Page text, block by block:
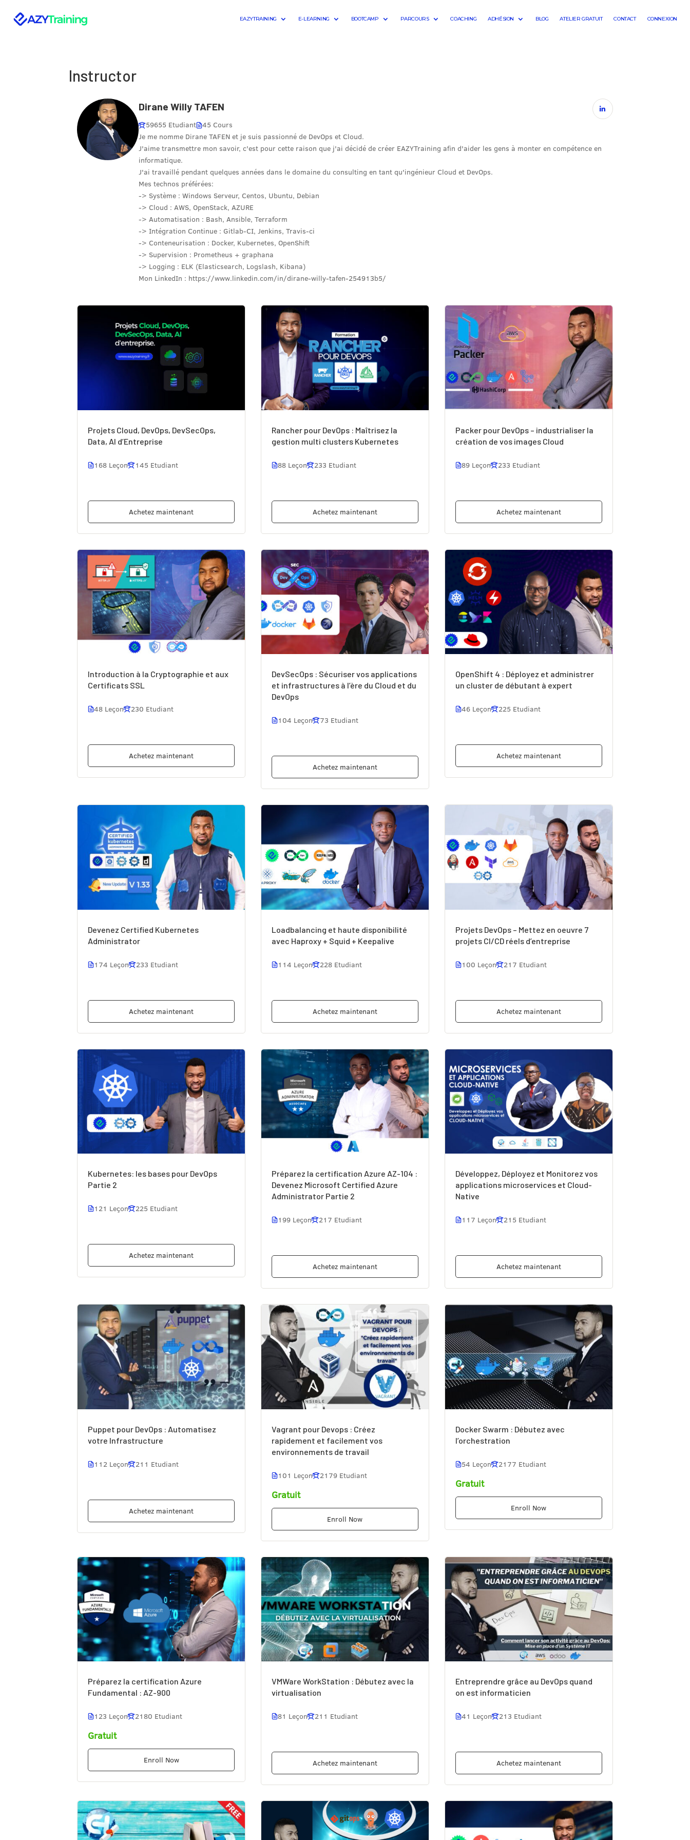
EAZYTRAINING E-LEARNING BOOTCAMP PARCOURS COACHING ADHÉSION BLOG ATELIER GRATUIT CONTACT CONNEXION
Instructor
Dirane Willy TAFEN
59655 Etudiant 45 Cours
Je me nomme Dirane TAFEN et je suis passionné de DevOps et Cloud.
J'aime transmettre mon savoir, c'est pour cette raison que j'ai décidé de créer EAZYTraining afin d'aider les gens à monter en compétence en
informatique.
J'ai travaillé pendant quelques années dans le domaine du consulting en tant qu'ingénieur Cloud et DevOps.
Mes technos préférées:
-> Système : Windows Serveur, Centos, Ubuntu, Debian
-> Cloud : AWS, OpenStack, AZURE
-> Automatisation : Bash, Ansible, Terraform
-> Intégration Continue : Gitlab-CI, Jenkins, Travis-ci
-> Conteneurisation : Docker, Kubernetes, OpenShift
-> Supervision : Prometheus + graphana
-> Logging : ELK (Elasticsearch, Logslash, Kibana)
Mon LinkedIn : https://www.linkedin.com/in/dirane-willy-tafen-254913b5/
Projets Cloud, DevOps, DevSecOps,
Data, AI d’Entreprise
168 Leçon 145 Etudiant
Achetez maintenant
Rancher pour DevOps : Maîtrisez la
gestion multi clusters Kubernetes
88 Leçon 233 Etudiant
Achetez maintenant
Packer pour DevOps – industrialiser la
création de vos images Cloud
89 Leçon 233 Etudiant
Achetez maintenant
Introduction à la Cryptographie et aux
Certificats SSL
48 Leçon 230 Etudiant
Achetez maintenant
DevSecOps : Sécuriser vos applications
et infrastructures à l’ère du Cloud et du
DevOps
104 Leçon 73 Etudiant
Achetez maintenant
OpenShift 4 : Déployez et administrer
un cluster de débutant à expert
46 Leçon 225 Etudiant
Achetez maintenant
Devenez Certified Kubernetes
Administrator
174 Leçon 233 Etudiant
Achetez maintenant
Loadbalancing et haute disponibilité
avec Haproxy + Squid + Keepalive
114 Leçon 228 Etudiant
Achetez maintenant
Projets DevOps – Mettez en oeuvre 7
projets CI/CD réels d’entreprise
100 Leçon 217 Etudiant
Achetez maintenant
Kubernetes: les bases pour DevOps
Partie 2
121 Leçon 225 Etudiant
Achetez maintenant
Préparez la certification Azure AZ-104 :
Devenez Microsoft Certified Azure
Administrator Partie 2
199 Leçon 217 Etudiant
Achetez maintenant
Développez, Déployez et Monitorez vos
applications microservices et Cloud-
Native
117 Leçon 215 Etudiant
Achetez maintenant
Puppet pour DevOps : Automatisez
votre Infrastructure
112 Leçon 211 Etudiant
Achetez maintenant
Vagrant pour Devops : Créez
rapidement et facilement vos
environnements de travail
101 Leçon 2179 Etudiant
Gratuit
Enroll Now
Docker Swarm : Débutez avec
l’orchestration
54 Leçon 2177 Etudiant
Gratuit
Enroll Now
Préparez la certification Azure
Fundamental : AZ-900
123 Leçon 2180 Etudiant
Gratuit
Enroll Now
VMWare WorkStation : Débutez avec la
virtualisation
81 Leçon 211 Etudiant
Achetez maintenant
Entreprendre grâce au DevOps quand
on est informaticien
41 Leçon 213 Etudiant
Achetez maintenant